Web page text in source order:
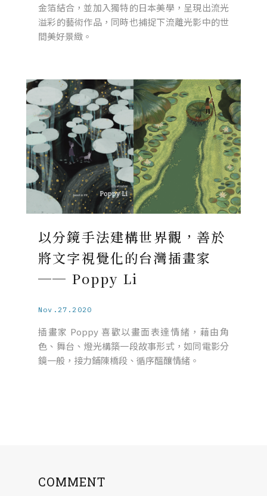
金箔結合，並加入獨特的日本美學，呈現出流光
溢彩的藝術作品，同時也捕捉下流離光影中的世
間美好景緻。
以分鏡手法建構世界觀，善於
將文字視覺化的台灣插畫家
── Poppy Li
Nov.27.2020
插畫家 Poppy 喜歡以畫面表達情緒，藉由角
色、舞台、燈光構築一段故事形式，如同電影分
鏡一般，接力鋪陳橋段、循序醞釀情緒。
COMMENT